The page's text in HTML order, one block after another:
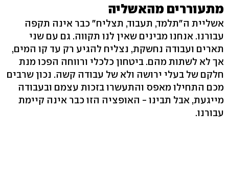
מתעוררים מהאשליה
אשליית ה"תלמד, תעבוד, תצליח" כבר אינה תקפה
עבורנו. אנחנו מבינים שאין לנו תקווה. גם עם שני
תארים ועבודה נחשקת, נצליח להגיע רק עד קו המים,
אך לא לשתות מהם. ביטחון כלכלי ורווחה הפכו מנת
חלקם של בעלי ירושה ולא של עבודה קשה. נכון שרבים
מכם התחילו מאפס והתעשרו בזכות עצמם ובעבודה
מייגעת, אבל תבינו - האופציה הזו כבר אינה קיימת
עבורנו.